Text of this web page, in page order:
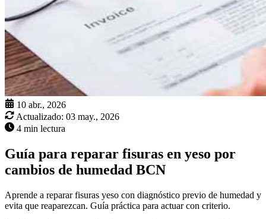
10 abr., 2026
Actualizado: 03 may., 2026
4 min lectura
Guía para reparar fisuras en yeso por
cambios de humedad BCN
Aprende a reparar fisuras yeso con diagnóstico previo de humedad y
evita que reaparezcan. Guía práctica para actuar con criterio.